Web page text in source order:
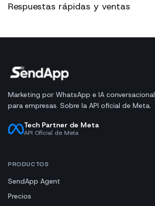
Respuestas rápidas y ventas
Marketing por WhatsApp e IA conversacional
para empresas. Sobre la API oficial de Meta.
Tech Partner de Meta
API Oficial de Meta
PRODUCTOS
SendApp Agent
Precios